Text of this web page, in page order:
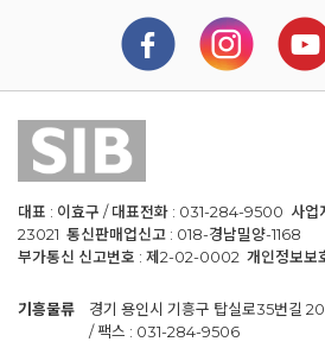
대표 : 이효구 / 대표전화 : 031-284-9500 사업
23021 통신판매업신고 : 018-경남밀양-1168
부가통신 신고번호 : 제2-02-0002 개인정보보
기흥물류
경기 용인시 기흥구 탑실로35번길
/ 팩스 : 031-284-9506